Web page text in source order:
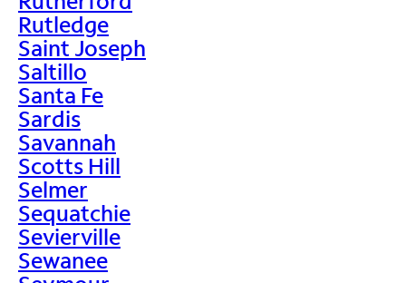
Rutledge
Saint Joseph
Saltillo
Santa Fe
Sardis
Savannah
Scotts Hill
Selmer
Sequatchie
Sevierville
Sewanee